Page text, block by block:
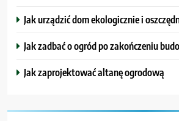
Jak urządzić dom ekologicznie i
Jak zadbać o ogród po zakończeniu
Jak zaprojektować altanę ogrodową